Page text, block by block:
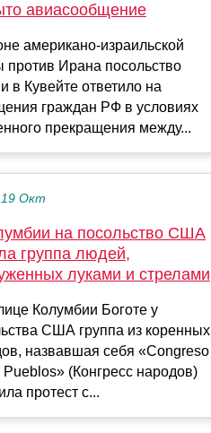
авиасообщение
американо-израильской
против Ирана посольство
в Кувейте ответило на
граждан РФ в условиях
прекращения между...
19 Окт
на посольство США
группа людей,
луками и стрелами
Колумбии Боготе у
США группа из коренных
назвавшая себя «Congreso
(Конгресс народов)
протест с...